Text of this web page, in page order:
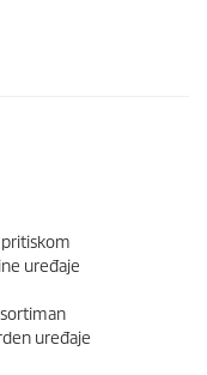
uređaje
uređaje